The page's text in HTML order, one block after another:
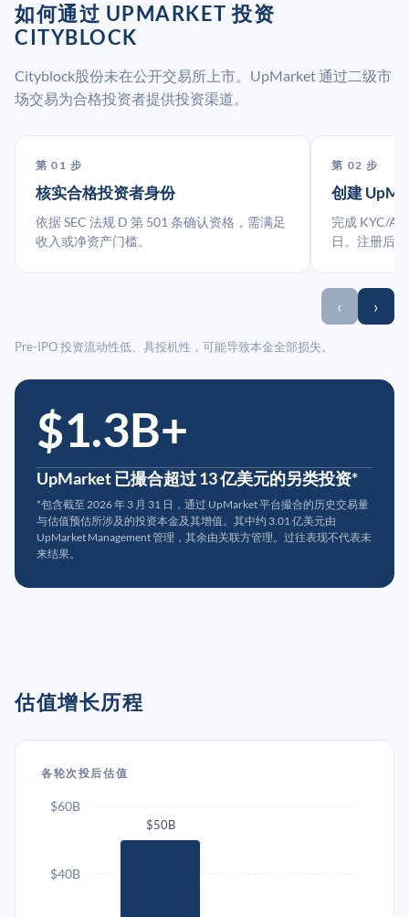
如何通过 UPMARKET 投资
CITYBLOCK
Cityblock股份未在公开交易所上市。UpMarket 通过二级市
场交易为合格投资者提供投资渠道。
第 01 步
核实合格投资者身份
依据 SEC 法规 D 第 501 条确认资格，需满足
收入或净资产门槛。
第 02 步
创建
完成 KYC/
日。注册后
‹ ›
Pre-IPO 投资流动性低、具投机性，可能导致本金全部损失。
$1.3B+
UpMarket 已撮合超过 13 亿美元的另类投资*
*包含截至 2026 年 3 月 31 日，通过 UpMarket 平台撮合的历史交易量
与估值预估所涉及的投资本金及其增值。其中约 3.01 亿美元由
UpMarket Management 管理，其余由关联方管理。过往表现不代表未
来结果。
估值增长历程
各轮次投后估值
$50B
$40B
$60B